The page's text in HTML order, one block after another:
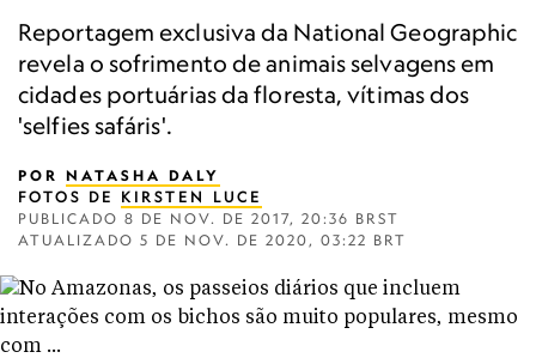
Reportagem exclusiva da National Geographic
revela o sofrimento de animais selvagens em
cidades portuárias da floresta, vítimas dos
'selfies safáris'.
POR NATASHA DALY
FOTOS DE KIRSTEN LUCE
PUBLICADO 8 DE NOV. DE 2017, 20:36 BRST
ATUALIZADO 5 DE NOV. DE 2020, 03:22 BRT